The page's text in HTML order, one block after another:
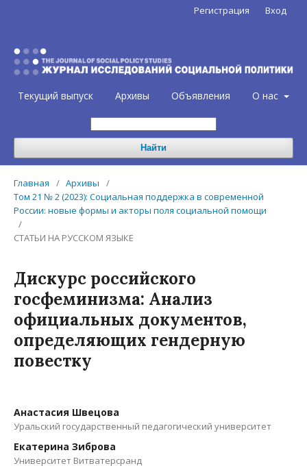
Текущий выпуск Архивы Объявления О нас
Найти
Регистрация Вход
Главная / Архивы
/
Том 21 № 2 (2023): Социальная поддержка в современной
России: новые формы и акторы поля социальной помощи
/
СТАТЬИ НА РУССКОМ ЯЗЫКЕ
Дискурс российского
госфеминизма: Анализ
официальных документов,
определяющих гендерную
повестку
Анастасия Швецова
Уральский государственный педагогический университет
Екатерина Зиброва
Университет Витватерсранд